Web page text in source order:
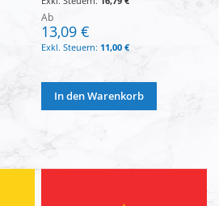
Ab
13,09 €
11,00 €
In den Warenkorb